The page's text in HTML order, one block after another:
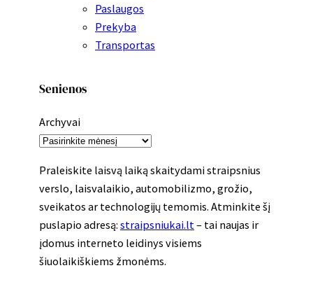
Paslaugos
Prekyba
Transportas
Senienos
Archyvai
Praleiskite laisvą laiką skaitydami straipsnius
verslo, laisvalaikio, automobilizmo, grožio,
sveikatos ar technologijų temomis. Atminkite šį
puslapio adresą: straipsniukai.lt – tai naujas ir
įdomus interneto leidinys visiems
šiuolaikiškiems žmonėms.